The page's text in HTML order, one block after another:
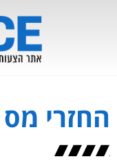
החזרי